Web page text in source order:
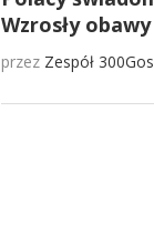
Wzrosły
przez Zespół